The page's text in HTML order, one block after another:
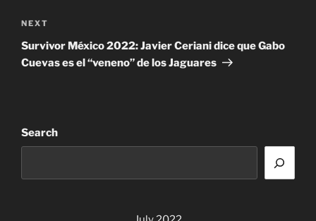
Next
Post
NEXT
Survivor México 2022: Javier Ceriani dice que Gabo
Cuevas es el “veneno” de los Jaguares
Search